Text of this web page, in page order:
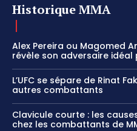
Historique MMA
Alex Pereira ou Magomed
révèle son adversaire idéal
L’UFC se sépare de Rinat
autres combattants
Clavicule courte : les
chez les combattants de